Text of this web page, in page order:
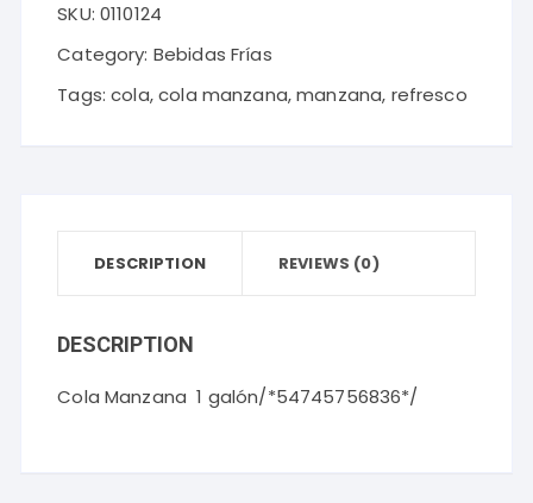
1
galón
quantity
SKU: 0110124
Category: Bebidas Frías
Tags:cola,cola manzana,manzana, refresco
DESCRIPTION REVIEWS (0)
DESCRIPTION
Cola Manzana 1 galón/*54745756836*/